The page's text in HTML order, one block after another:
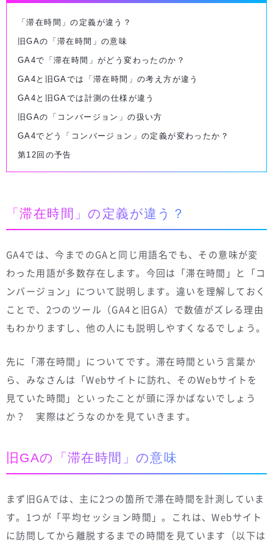
「滞在時間」の定義が違う？
旧GAの「滞在時間」の意味
GA4で「滞在時間」がどう変わったのか？
GA4と旧GAでは「滞在時間」の考え方が違う
GA4と旧GAでは計測の仕様が違う
旧GAの「コンバージョン」の扱い方
GA4でどう「コンバージョン」の定義が変わったか？
第12回の予告
「滞在時間」の定義が違う？
GA4では、今までのGAと同じ用語名でも、その意味が変
わった用語が多数存在します。今回は「滞在時間」と「コ
ンバージョン」について説明します。違いを理解しておく
ことで、2つのツール（GA4と旧GA）で数値がズレる理由
もわかりますし、他の人にも説明しやすくなるでしょう。
先に「滞在時間」についてです。滞在時間という言葉か
ら、みなさんは「Webサイトに訪れ、そのWebサイトを
見ていた時間」といったことが頭に浮かばないでしょう
か？ 実際はどうなのかを見ていきます。
旧GAの「滞在時間」の意味
まず旧GAでは、主に2つの箇所で滞在時間を計測していま
す。1つが「平均セッション時間」。これは、Webサイト
に訪問してから離脱するまでの時間を見ています（以下は